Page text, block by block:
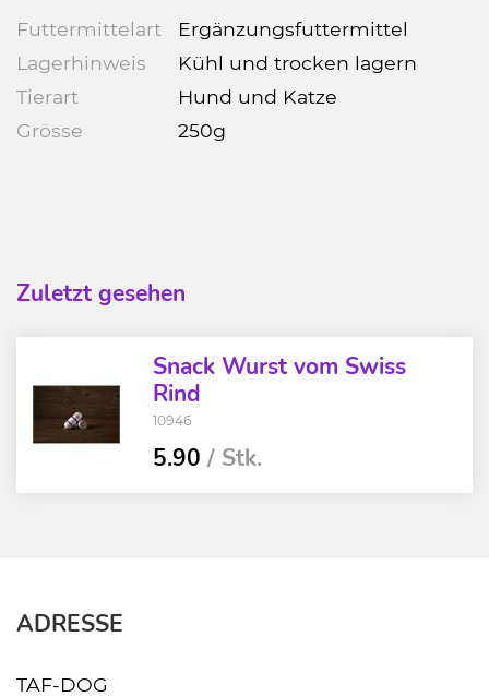
Futtermittelart
Ergänzungsfuttermittel
Lagerhinweis
Kühl und trocken lagern
Tierart
Hund und Katze
Grösse
250g
Zuletzt gesehen
Snack Wurst vom Swiss
Rind
10946
5.90 / Stk.
ADRESSE
TAF-DOG